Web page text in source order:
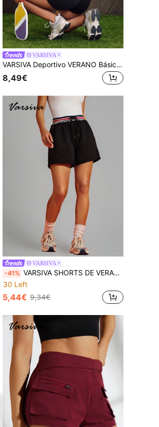
VARSIVA
VARSIVA Deportivo VERANO Básico de exterior sin espalda con CAMISETA
8,49€
VARSIVA
-41% VARSIVA SHORTS DE VERANO deportivo con bolsillos y rayas para actividades al aire libre
30 Left
5,44€ 9,34€